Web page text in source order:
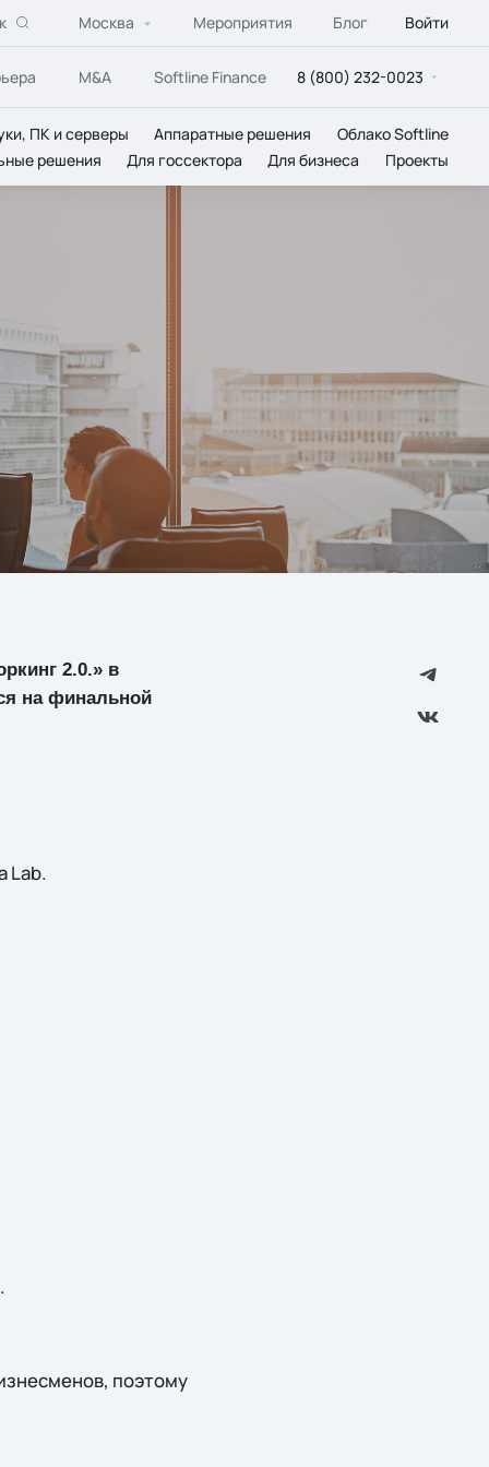
Москва Мероприятия Блог Войти
M&A Softline Finance 8 (800) 232-0023
ПК и серверы Аппаратные решения
Облако Softline
решения Для госсектора Для бизнеса Проекты
2.0.» в
на финальной
Lab.
поэтому